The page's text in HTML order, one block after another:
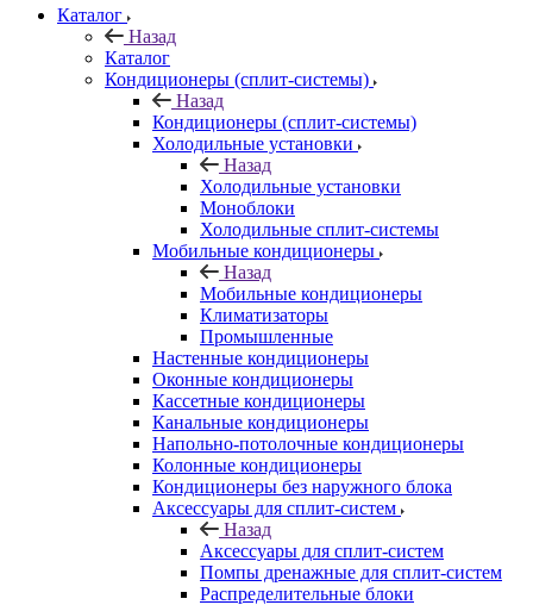
Каталог
Назад
Каталог
Кондиционеры (сплит-системы)
Назад
Кондиционеры (сплит-системы)
Холодильные установки
Назад
Холодильные установки
Моноблоки
Холодильные сплит-системы
Мобильные кондиционеры
Назад
Мобильные кондиционеры
Климатизаторы
Промышленные
Настенные кондиционеры
Оконные кондиционеры
Кассетные кондиционеры
Канальные кондиционеры
Напольно-потолочные кондиционеры
Колонные кондиционеры
Кондиционеры без наружного блока
Аксессуары для сплит-систем
Назад
Аксессуары для сплит-систем
Помпы дренажные для сплит-систем
Распределительные блоки